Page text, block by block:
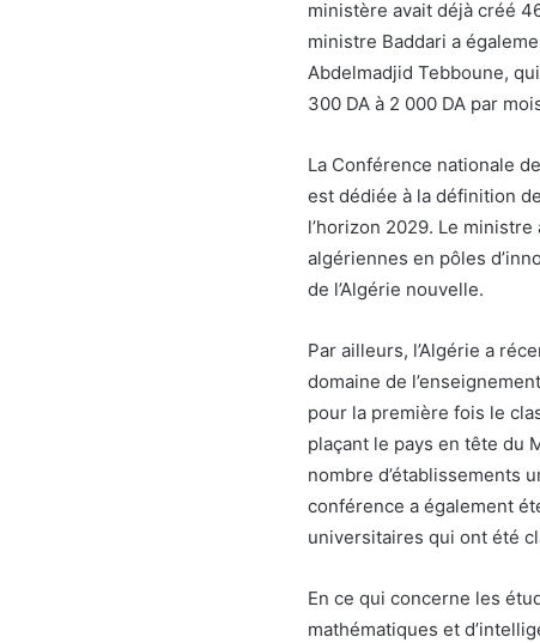
ministère avait déjà créé
ministre Baddari a
Abdelmadjid Tebboune,
300 DA à 2 000 DA par
La Conférence nationale
est dédiée à la définition
l’horizon 2029. Le
algériennes en pôles
de l’Algérie nouvelle.
Par ailleurs, l’Algérie a
domaine de
pour la première fois le
plaçant le pays en tête du
nombre d’établissements
conférence a également
universitaires qui ont été
En ce qui concerne les
mathématiques et